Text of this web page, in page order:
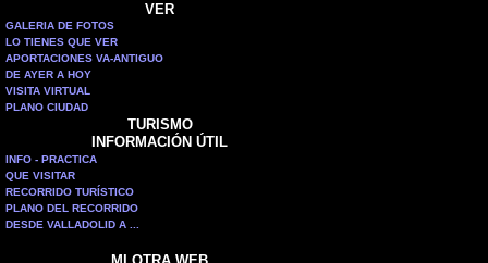
VER
GALERIA DE FOTOS
LO TIENES QUE VER
APORTACIONES VA-ANTIGUO
DE AYER A HOY
VISITA VIRTUAL
PLANO CIUDAD
TURISMO
INFORMACIÓN ÚTIL
INFO - PRACTICA
QUE VISITAR
RECORRIDO TURÍSTICO
PLANO DEL RECORRIDO
DESDE VALLADOLID A ...